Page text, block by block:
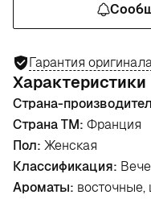
Гарантия
Характеристики
Страна-
Страна ТМ: Франция
Пол: Женская
Классификация:
Ароматы: восточные,